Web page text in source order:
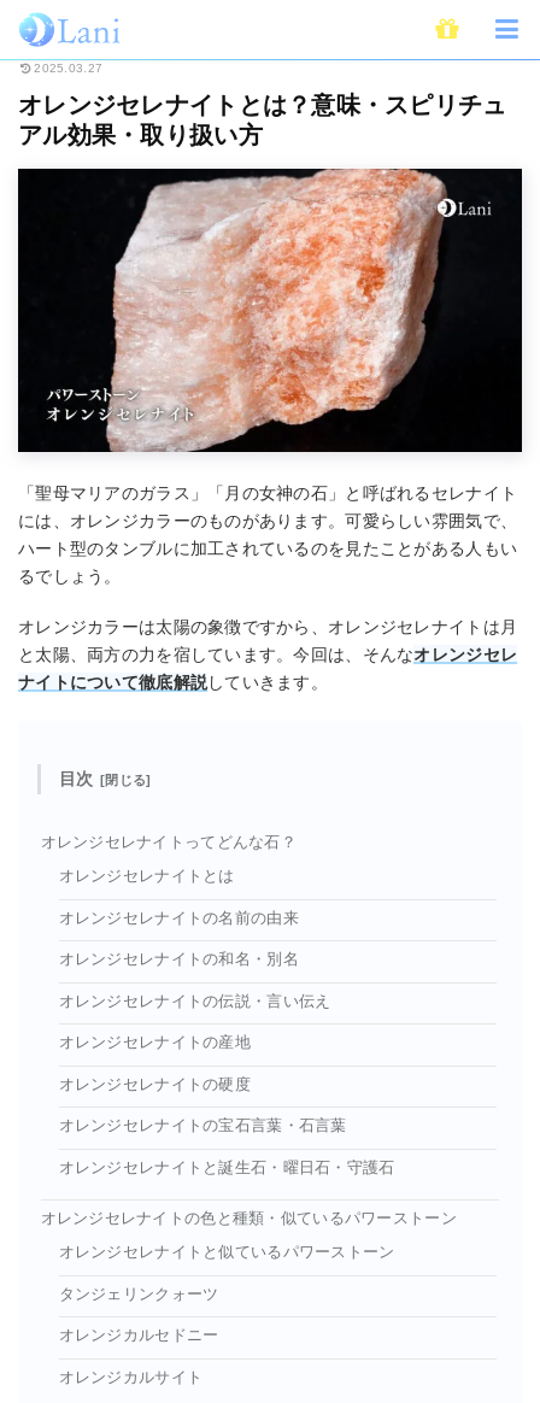
ホーム スピリチュアル オレンジセレナイトとは？意味
2025.03.27
オレンジセレナイトとは？意味・スピリチュ
アル効果・取り扱い方
「聖母マリアのガラス」「月の女神の石」と呼ばれるセレナイト
には、オレンジカラーのものがあります。可愛らしい雰囲気で、
ハート型のタンブルに加工されているのを見たことがある人もい
るでしょう。
オレンジカラーは太陽の象徴ですから、オレンジセレナイトは月
と太陽、両方の力を宿しています。今回は、そんなオレンジセレ
ナイトについて徹底解説していきます。
目次
オレンジセレナイトってどんな石？
オレンジセレナイトとは
オレンジセレナイトの名前の由来
オレンジセレナイトの和名・別名
オレンジセレナイトの伝説・言い伝え
オレンジセレナイトの産地
オレンジセレナイトの硬度
オレンジセレナイトの宝石言葉・石言葉
オレンジセレナイトと誕生石・曜日石・守護石
オレンジセレナイトの色と種類・似ているパワーストーン
オレンジセレナイトと似ているパワーストーン
タンジェリンクォーツ
オレンジカルセドニー
オレンジカルサイト